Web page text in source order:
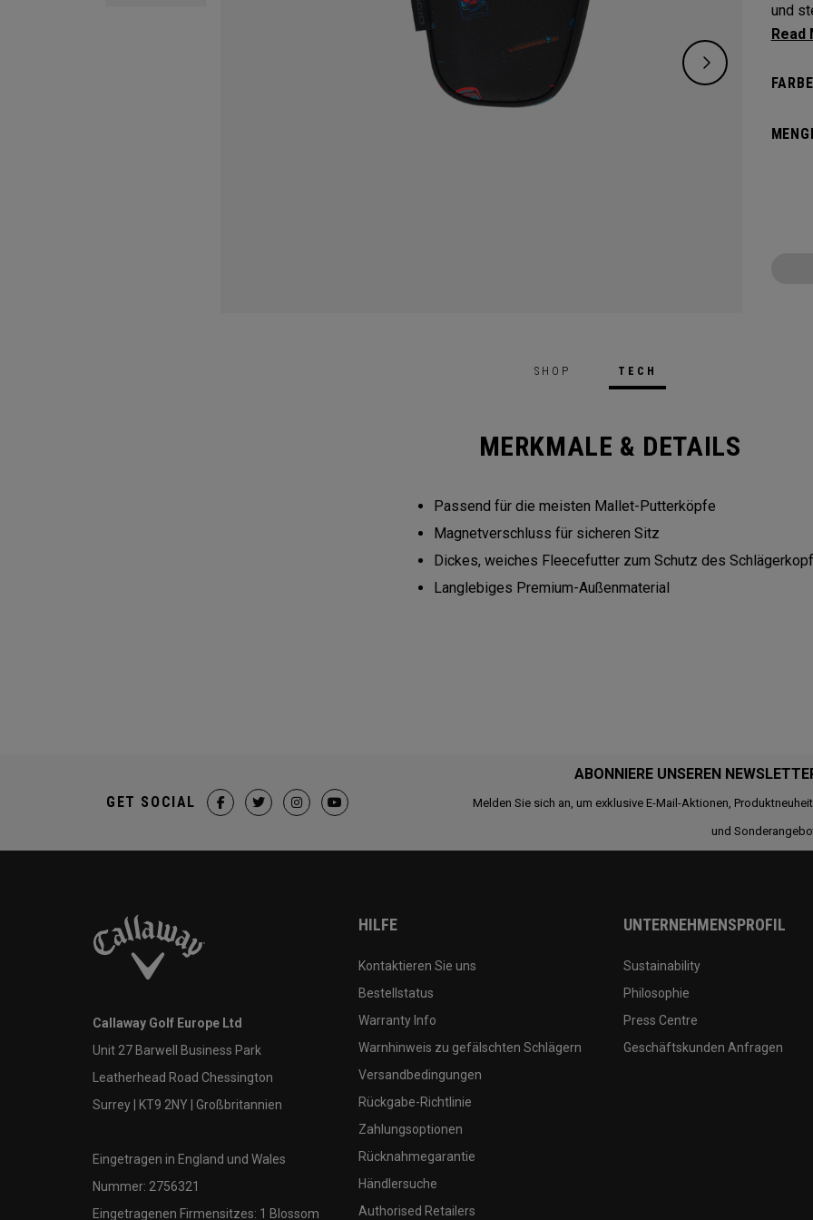
und
SHOP TECH
MERKMALE & DETAILS
Passend für die meisten Mallet-Putterköpfe
Magnetverschluss für sicheren Sitz
Dickes, weiches Fleecefutter zum Schutz des
Langlebiges Premium-Außenmaterial
ABONNIERE UNSEREN
Melden Sie sich an, um exklusive E-Mail-Aktionen,
und
GET SOCIAL
Callaway Golf Europe Ltd
Unit 27 Barwell Business Park
Leatherhead Road Chessington
Surrey | KT9 2NY | Großbritannien
Eingetragen in England und Wales
Nummer: 2756321
Eingetragenen Firmensitzes: 1 Blossom
HILFE
Kontaktieren Sie uns
Bestellstatus
Warranty Info
Warnhinweis zu gefälschten Schlägern
Versandbedingungen
Rückgabe-Richtlinie
Zahlungsoptionen
Rücknahmegarantie
Händlersuche
Authorised Retailers
UNTERNEHMENSPROFIL
Sustainability
Philosophie
Press Centre
Geschäftskunden Anfragen